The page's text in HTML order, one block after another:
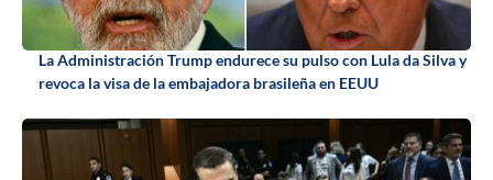
La Administración Trump endurece su pulso con Lula da Silva y
revoca la visa de la embajadora brasileña en EEUU